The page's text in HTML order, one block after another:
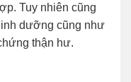
Tuy nhiên cũng
dưỡng cũng như
thận hư.